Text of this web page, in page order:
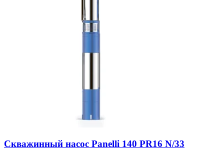
Скважинный насос Panelli 140 PR16 N/33